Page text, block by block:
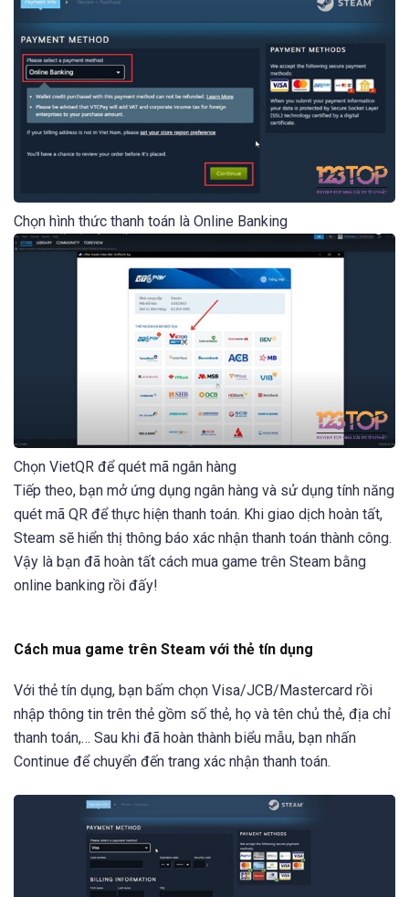
Chọn hình thức thanh toán là Online Banking
Chọn VietQR để quét mã ngân hàng
Tiếp theo, bạn mở ứng dụng ngân hàng và sử dụng tính năng
quét mã QR để thực hiện thanh toán. Khi giao dịch hoàn tất,
Steam sẽ hiển thị thông báo xác nhận thanh toán thành công.
Vậy là bạn đã hoàn tất cách mua game trên Steam bằng
online banking rồi đấy!
Cách mua game trên Steam với thẻ tín dụng
Với thẻ tín dụng, bạn bấm chọn Visa/JCB/Mastercard rồi
nhập thông tin trên thẻ gồm số thẻ, họ và tên chủ thẻ, địa chỉ
thanh toán,… Sau khi đã hoàn thành biểu mẫu, bạn nhấn
Continue để chuyển đến trang xác nhận thanh toán.